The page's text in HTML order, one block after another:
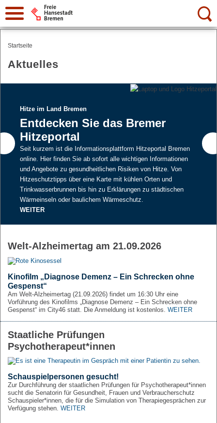
Suche:
Startseite
Aktuelles
Hitze im Land Bremen
Entdecken Sie das Bremer
Hitzeportal
Seit kurzem ist die Informationsplattform Hitzeportal Bremen
online. Hier finden Sie ab sofort alle wichtigen Informationen
und Angebote zu gesundheitlichen Risiken von Hitze. Von
Hitzeschutztipps über eine Karte mit kühlen Orten und
Trinkwasserbrunnen bis hin zu Erklärungen zu städtischen
Wärmeinseln oder baulichem Wärmeschutz.
WEITER
Welt-Alzheimertag am 21.09.2026
Kinofilm „Diagnose Demenz – Ein Schrecken ohne
Gespenst“
Am Welt-Alzheimertag (21.09.2026) findet um 16:30 Uhr eine
Vorführung des Kinofilms „Diagnose Demenz – Ein Schrecken ohne
Gespenst“ im City46 statt. Die Anmeldung ist kostenlos. WEITER
Staatliche Prüfungen
Psychotherapeut*innen
Schauspielpersonen gesucht!
Zur Durchführung der staatlichen Prüfungen für Psychotherapeut*innen
sucht die Senatorin für Gesundheit, Frauen und Verbraucherschutz
Schauspieler*innen, die für die Simulation von Therapiegesprächen zur
Verfügung stehen. WEITER